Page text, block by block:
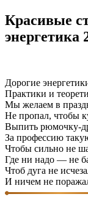
Красивые
энергетика
Дорогие
Практики и
Мы желаем в
Не пропал, чтобы
Выпить рюмочку-
За профессию
Чтобы сильно не
Где ни надо — не
Чтоб дуга не
И ничем не